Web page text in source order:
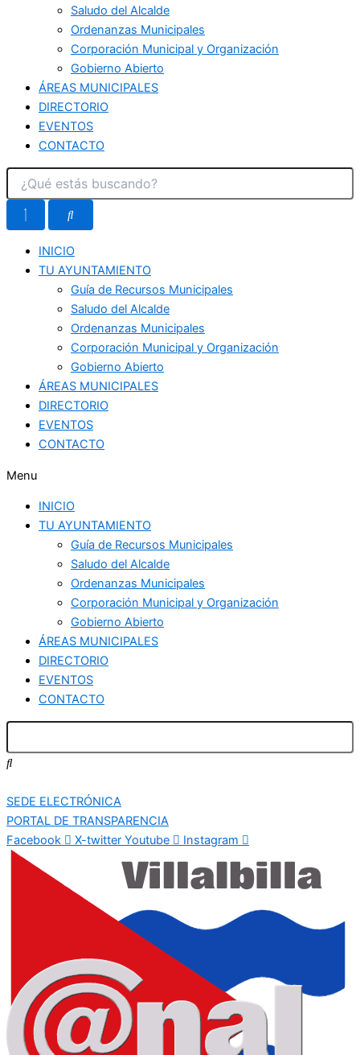
Saludo del Alcalde
Ordenanzas Municipales
Corporación Municipal y Organización
Gobierno Abierto
ÁREAS MUNICIPALES
DIRECTORIO
EVENTOS
CONTACTO
INICIO
TU AYUNTAMIENTO
Guía de Recursos Municipales
Saludo del Alcalde
Ordenanzas Municipales
Corporación Municipal y Organización
Gobierno Abierto
ÁREAS MUNICIPALES
DIRECTORIO
EVENTOS
CONTACTO
Menu
INICIO
TU AYUNTAMIENTO
Guía de Recursos Municipales
Saludo del Alcalde
Ordenanzas Municipales
Corporación Municipal y Organización
Gobierno Abierto
ÁREAS MUNICIPALES
DIRECTORIO
EVENTOS
CONTACTO
SEDE ELECTRÓNICA
PORTAL DE TRANSPARENCIA
Facebook
X-twitter Youtube Instagram